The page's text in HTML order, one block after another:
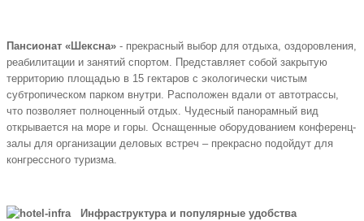
Пансионат «Шексна» - прекрасный выбор для отдыха, оздоровления,
реабилитации и занятий спортом. Представляет собой закрытую
территорию площадью в 15 гектаров с экологически чистым
субтропическом парком внутри. Расположен вдали от автотрассы,
что позволяет полноценный отдых. Чудесный панорамный вид
открывается на море и горы. Оснащенные оборудованием конференц-
залы для организации деловых встреч – прекрасно подойдут для
конгрессного туризма.
Инфраструктура и популярные удобства